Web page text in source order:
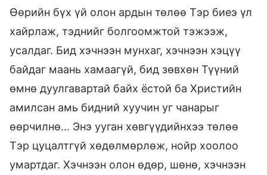
Өөрийн бүх үй олон ардын төлөө Тэр биеэ үл
хайрлаж, тэднийг болгоомжтой тэжээж,
усалдаг. Бид хэчнээн мунхаг, хэчнээн хэцүү
байдаг маань хамаагүй, бид зөвхөн Түүний
өмнө дуулгавартай байх ёстой ба Христийн
амилсан амь бидний хуучин уг чанарыг
өөрчилнө… Энэ ууган хөвгүүдийнхээ төлөө
Тэр цуцалтгүй хөдөлмөрлөж, нойр хоолоо
умартдаг. Хэчнээн олон өдөр, шөнө, хэчнээн